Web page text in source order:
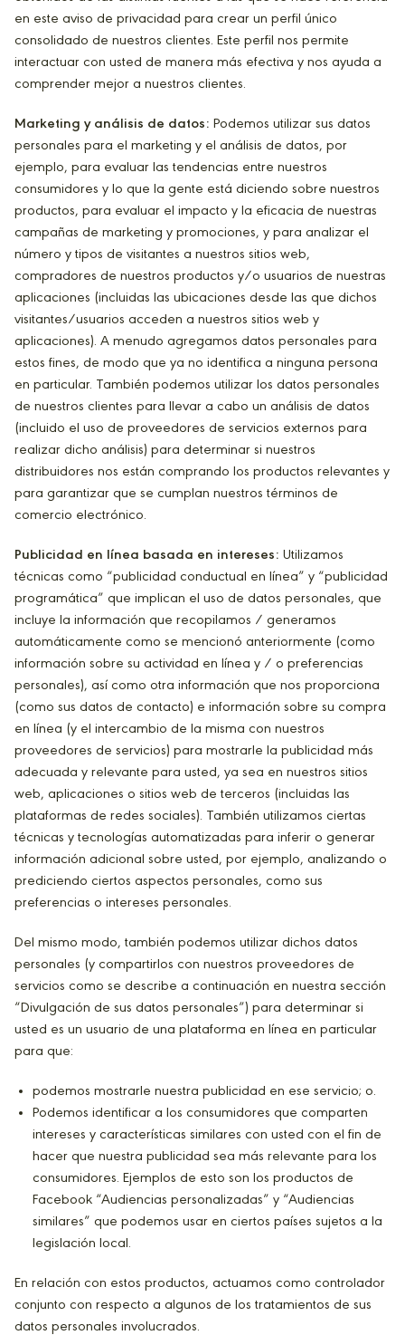
en este aviso de privacidad para crear un perfil único
consolidado de nuestros clientes. Este perfil nos permite
interactuar con usted de manera más efectiva y nos ayuda a
comprender mejor a nuestros clientes.
Marketing y análisis de datos: Podemos utilizar sus datos
personales para el marketing y el análisis de datos, por
ejemplo, para evaluar las tendencias entre nuestros
consumidores y lo que la gente está diciendo sobre nuestros
productos, para evaluar el impacto y la eficacia de nuestras
campañas de marketing y promociones, y para analizar el
número y tipos de visitantes a nuestros sitios web,
compradores de nuestros productos y/o usuarios de nuestras
aplicaciones (incluidas las ubicaciones desde las que dichos
visitantes/usuarios acceden a nuestros sitios web y
aplicaciones). A menudo agregamos datos personales para
estos fines, de modo que ya no identifica a ninguna persona
en particular. También podemos utilizar los datos personales
de nuestros clientes para llevar a cabo un análisis de datos
(incluido el uso de proveedores de servicios externos para
realizar dicho análisis) para determinar si nuestros
distribuidores nos están comprando los productos relevantes y
para garantizar que se cumplan nuestros términos de
comercio electrónico.
Publicidad en línea basada en intereses: Utilizamos
técnicas como “publicidad conductual en línea” y “publicidad
programática” que implican el uso de datos personales, que
incluye la información que recopilamos / generamos
automáticamente como se mencionó anteriormente (como
información sobre su actividad en línea y / o preferencias
personales), así como otra información que nos proporciona
(como sus datos de contacto) e información sobre su compra
en línea (y el intercambio de la misma con nuestros
proveedores de servicios) para mostrarle la publicidad más
adecuada y relevante para usted, ya sea en nuestros sitios
web, aplicaciones o sitios web de terceros (incluidas las
plataformas de redes sociales). También utilizamos ciertas
técnicas y tecnologías automatizadas para inferir o generar
información adicional sobre usted, por ejemplo, analizando o
prediciendo ciertos aspectos personales, como sus
preferencias o intereses personales.
Del mismo modo, también podemos utilizar dichos datos
personales (y compartirlos con nuestros proveedores de
servicios como se describe a continuación en nuestra sección
“Divulgación de sus datos personales”) para determinar si
usted es un usuario de una plataforma en línea en particular
para que:
podemos mostrarle nuestra publicidad en ese servicio; o.
Podemos identificar a los consumidores que comparten
intereses y características similares con usted con el fin de
hacer que nuestra publicidad sea más relevante para los
consumidores. Ejemplos de esto son los productos de
Facebook “Audiencias personalizadas” y “Audiencias
similares” que podemos usar en ciertos países sujetos a la
legislación local.
En relación con estos productos, actuamos como controlador
conjunto con respecto a algunos de los tratamientos de sus
datos personales involucrados.